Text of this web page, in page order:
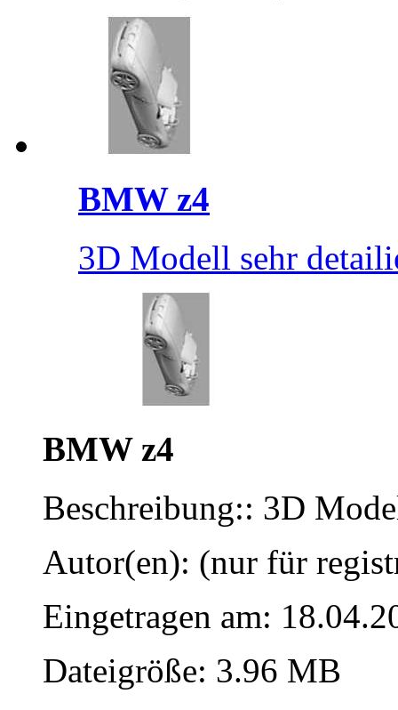
BMW z4
3D Modell sehr
BMW z4
Beschreibung:: 3D
Autor(en): (nur für
Eingetragen am:
Dateigröße: 3.96 MB